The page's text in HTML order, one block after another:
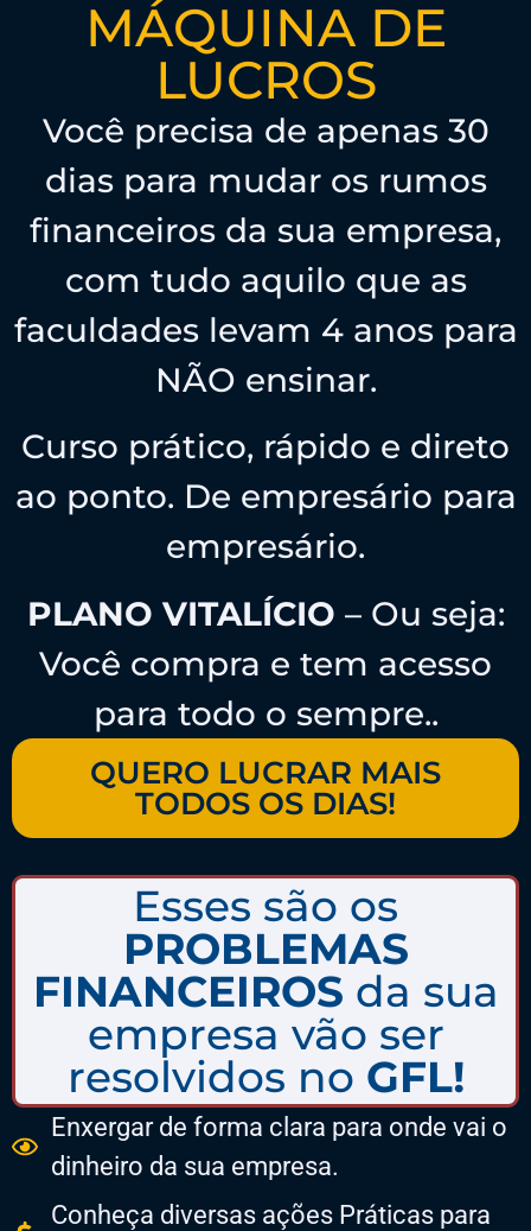
MÁQUINA DE
LUCROS
Você precisa de apenas 30
dias para mudar os rumos
financeiros da sua empresa,
com tudo aquilo que as
faculdades levam 4 anos para
NÃO ensinar.
Curso prático, rápido e direto
ao ponto. De empresário para
empresário.
PLANO VITALÍCIO – Ou seja:
Você compra e tem acesso
para todo o sempre..
QUERO LUCRAR MAIS
TODOS OS DIAS!
Esses são os
PROBLEMAS
FINANCEIROS da sua
empresa vão ser
resolvidos no GFL!
Enxergar de forma clara para onde vai o
dinheiro da sua empresa.
Conheça diversas ações Práticas para